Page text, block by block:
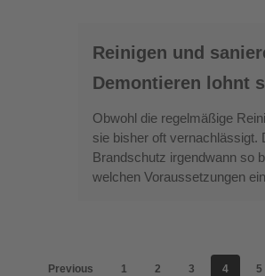
und
sanieren
RLT-
und
Lüftungsanlagen:
lohnt
Reinigen und
Demontieren lohnt
Obwohl die regelmäßige
sie bisher oft vernachlässigt.
Brandschutz irgendwann so
welchen Voraussetzungen
Previous 1 2 3 4 5